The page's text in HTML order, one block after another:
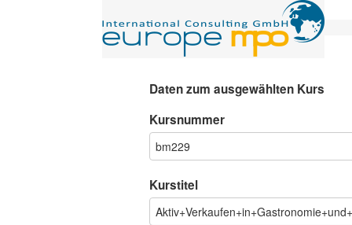
Daten zum ausgewählten Kurs
Kursnummer
Kurstitel